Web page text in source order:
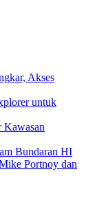
Akses
untuk
Kawasan
Bundaran HI
Portnoy dan